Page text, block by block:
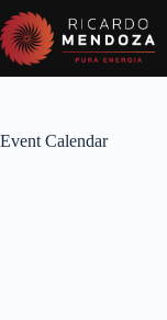
Pular
para
o
conteúdo
Event Calendar